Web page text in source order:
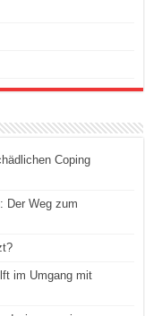
Coping
Der Weg zum
im Umgang mit